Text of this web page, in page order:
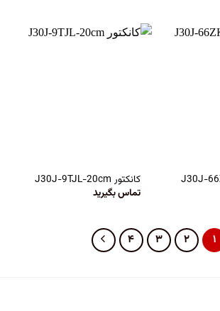
کانکتور J30J-9TJL-20cm
تماس بگیرید
۱ ۲ ۳ ۴